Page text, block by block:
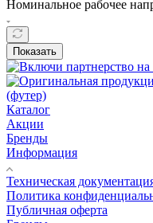
Номинальное рабочее
Показать
Каталог
Акции
Бренды
Информация
Техническая
Политика
Публичная оферта